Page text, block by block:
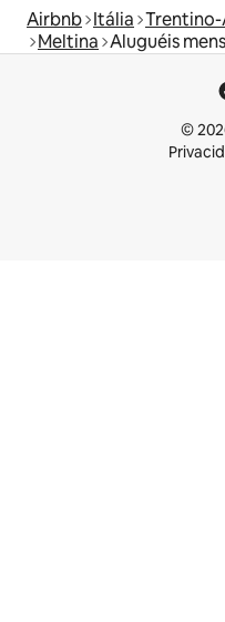
Airbnb Itália
Meltina Aluguéis
©